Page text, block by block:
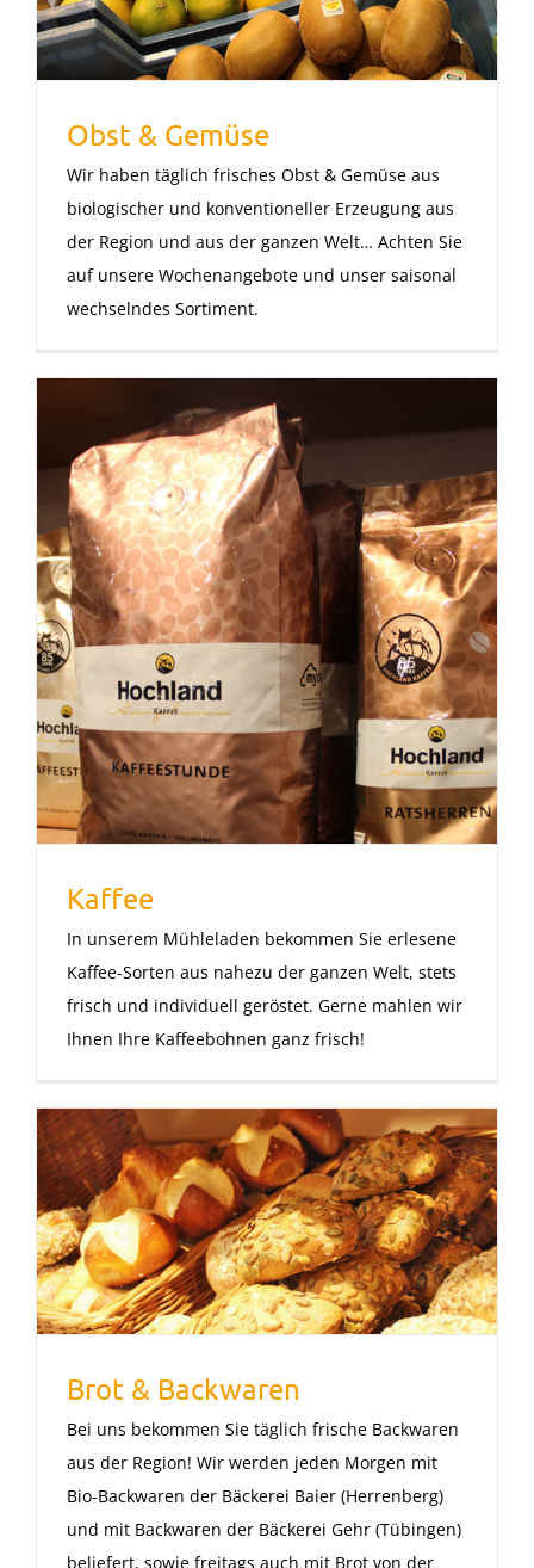
Obst & Gemüse
Wir haben täglich frisches Obst & Gemüse aus
biologischer und konventioneller Erzeugung aus
der Region und aus der ganzen Welt… Achten Sie
auf unsere Wochenangebote und unser saisonal
wechselndes Sortiment.
Kaffee
In unserem Mühleladen bekommen Sie erlesene
Kaffee-Sorten aus nahezu der ganzen Welt, stets
frisch und individuell geröstet. Gerne mahlen wir
Ihnen Ihre Kaffeebohnen ganz frisch!
Brot & Backwaren
Bei uns bekommen Sie täglich frische Backwaren
aus der Region! Wir werden jeden Morgen mit
Bio-Backwaren der Bäckerei Baier (Herrenberg)
und mit Backwaren der Bäckerei Gehr (Tübingen)
beliefert, sowie freitags auch mit Brot von der